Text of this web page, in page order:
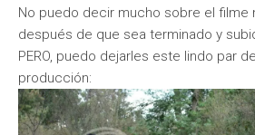
No puedo decir mucho sobre el filme
después de que sea terminado y
PERO, puedo dejarles este lindo par
producción: